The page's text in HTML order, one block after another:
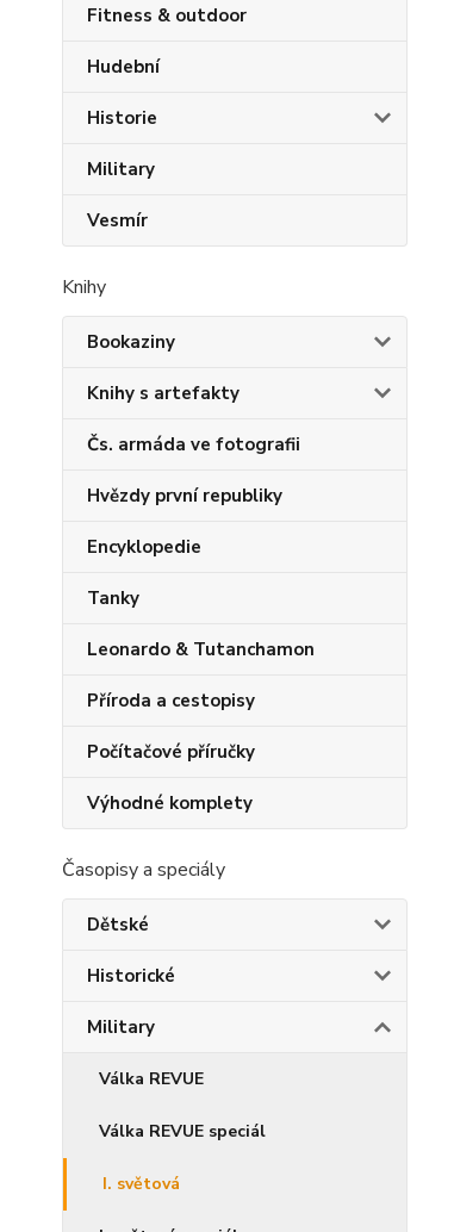
Fitness & outdoor
Hudební
Historie
Military
Vesmír
Knihy
Bookaziny
Knihy s artefakty
Čs. armáda ve fotografii
Hvězdy první republiky
Encyklopedie
Tanky
Leonardo & Tutanchamon
Příroda a cestopisy
Počítačové příručky
Výhodné komplety
Časopisy a speciály
Dětské
Historické
Military
Válka REVUE
Válka REVUE speciál
I. světová